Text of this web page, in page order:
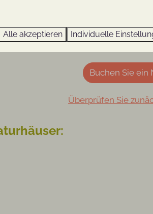
Buchen Sie ein
Überprüfen Sie
Alle akzeptieren Individuelle